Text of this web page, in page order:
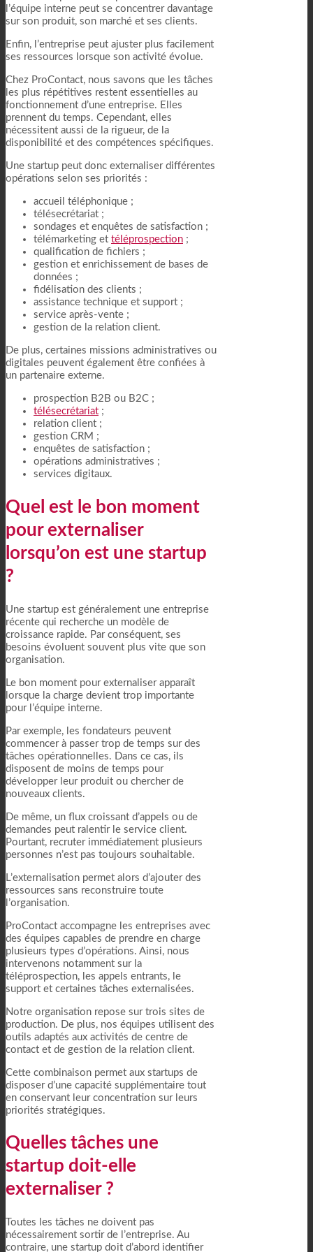
l’équipe interne peut se concentrer davantage
sur son produit, son marché et ses clients.
Enfin, l’entreprise peut ajuster plus facilement
ses ressources lorsque son activité évolue.
Chez ProContact, nous savons que les tâches
les plus répétitives restent essentielles au
fonctionnement d’une entreprise. Elles
prennent du temps. Cependant, elles
nécessitent aussi de la rigueur, de la
disponibilité et des compétences spécifiques.
Une startup peut donc externaliser différentes
opérations selon ses priorités :
accueil téléphonique ;
télésecrétariat ;
sondages et enquêtes de satisfaction ;
télémarketing et téléprospection ;
qualification de fichiers ;
gestion et enrichissement de bases de
données ;
fidélisation des clients ;
assistance technique et support ;
service après-vente ;
gestion de la relation client.
De plus, certaines missions administratives ou
digitales peuvent également être confiées à
un partenaire externe.
prospection B2B ou B2C ;
télésecrétariat ;
relation client ;
gestion CRM ;
enquêtes de satisfaction ;
opérations administratives ;
services digitaux.
Quel est le bon moment
pour externaliser
lorsqu’on est une startup
?
Une startup est généralement une entreprise
récente qui recherche un modèle de
croissance rapide. Par conséquent, ses
besoins évoluent souvent plus vite que son
organisation.
Le bon moment pour externaliser apparaît
lorsque la charge devient trop importante
pour l’équipe interne.
Par exemple, les fondateurs peuvent
commencer à passer trop de temps sur des
tâches opérationnelles. Dans ce cas, ils
disposent de moins de temps pour
développer leur produit ou chercher de
nouveaux clients.
De même, un flux croissant d’appels ou de
demandes peut ralentir le service client.
Pourtant, recruter immédiatement plusieurs
personnes n’est pas toujours souhaitable.
L’externalisation permet alors d’ajouter des
ressources sans reconstruire toute
l’organisation.
ProContact accompagne les entreprises avec
des équipes capables de prendre en charge
plusieurs types d’opérations. Ainsi, nous
intervenons notamment sur la
téléprospection, les appels entrants, le
support et certaines tâches externalisées.
Notre organisation repose sur trois sites de
production. De plus, nos équipes utilisent des
outils adaptés aux activités de centre de
contact et de gestion de la relation client.
Cette combinaison permet aux startups de
disposer d’une capacité supplémentaire tout
en conservant leur concentration sur leurs
priorités stratégiques.
Quelles tâches une
startup doit-elle
externaliser ?
Toutes les tâches ne doivent pas
nécessairement sortir de l’entreprise. Au
contraire, une startup doit d’abord identifier